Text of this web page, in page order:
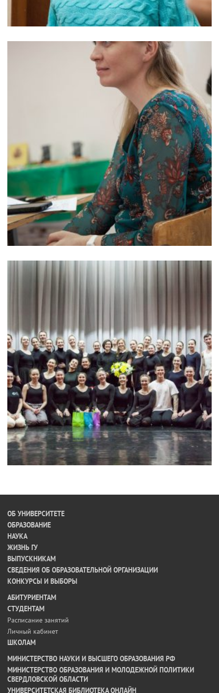
ОБ УНИВЕРСИТЕТЕ
ОБРАЗОВАНИЕ
НАУКА
ЖИЗНЬ ГУ
ВЫПУСКНИКАМ
СВЕДЕНИЯ ОБ ОБРАЗОВАТЕЛЬНОЙ ОРГАНИЗАЦИИ
КОНКУРСЫ И ВЫБОРЫ
АБИТУРИЕНТАМ
СТУДЕНТАМ
Расписание занятий
Личный кабинет
ШКОЛАМ
МИНИСТЕРСТВО НАУКИ И ВЫСШЕГО ОБРАЗОВАНИЯ РФ
МИНИСТЕРСТВО ОБРАЗОВАНИЯ И МОЛОДЕЖНОЙ ПОЛИТИКИ
СВЕРДЛОВСКОЙ ОБЛАСТИ
УНИВЕРСИТЕТСКАЯ БИБЛИОТЕКА ОНЛАЙН